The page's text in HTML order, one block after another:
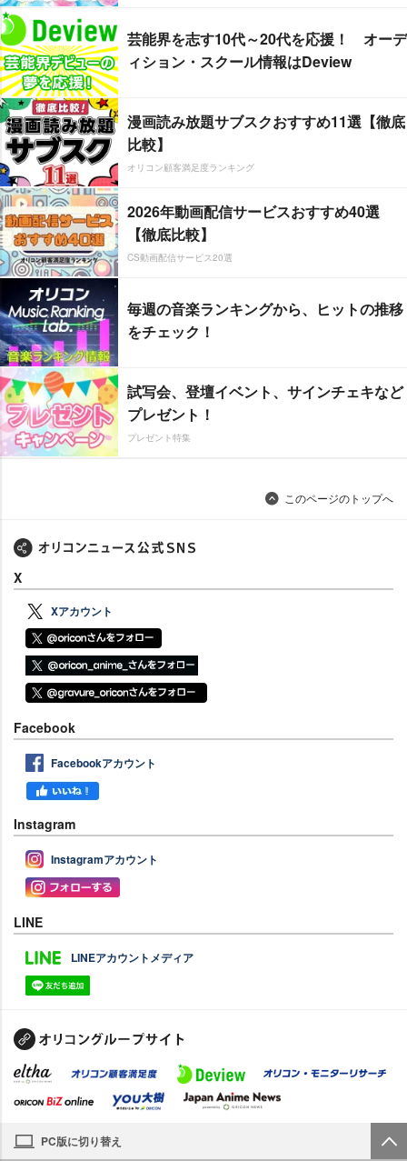
芸能界を志す10代～20代を応援！ オーデ
ィション・スクール情報はDeview
漫画読み放題サブスクおすすめ11選【徹底
比較】
オリコン顧客満足度ランキング
2026年動画配信サービスおすすめ40選
【徹底比較】
CS動画配信サービス20選
毎週の音楽ランキングから、ヒットの推移
をチェック！
試写会、登壇イベント、サインチェキなど
プレゼント！
プレゼント特集
このページのトップへ
X
Xアカウント
Facebook
Facebookアカウント
Instagram
Instagramアカウント
LINE
LINEアカウントメディア
PC版に切り替え